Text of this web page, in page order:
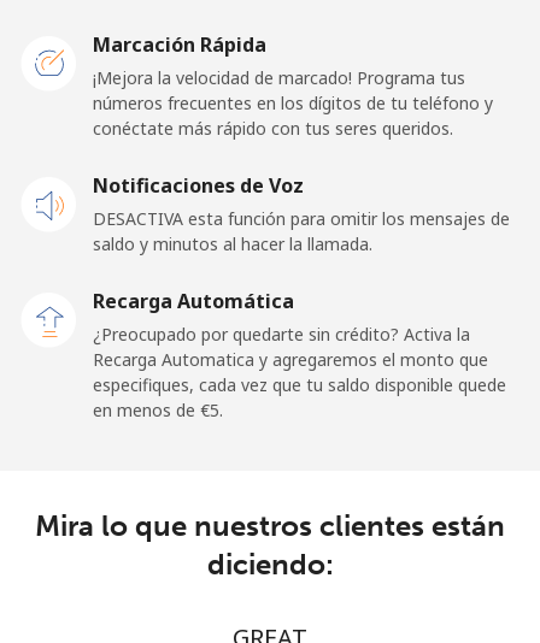
Marcación Rápida
¡Mejora la velocidad de marcado! Programa tus
números frecuentes en los dígitos de tu teléfono y
conéctate más rápido con tus seres queridos.
Notificaciones de Voz
DESACTIVA esta función para omitir los mensajes de
saldo y minutos al hacer la llamada.
Recarga Automática
¿Preocupado por quedarte sin crédito? Activa la
Recarga Automatica y agregaremos el monto que
especifiques, cada vez que tu saldo disponible quede
en menos de ⁦€5⁩.
Mira lo que nuestros clientes están
diciendo: